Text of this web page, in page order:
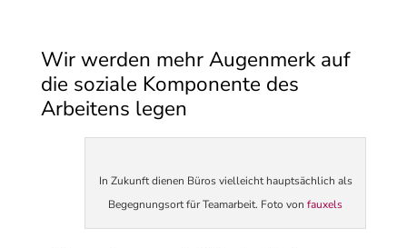
Wir werden mehr Augenmerk auf
die soziale Komponente des
Arbeitens legen
In Zukunft dienen Büros vielleicht hauptsächlich als
Begegnungsort für Teamarbeit. Foto vonfauxels